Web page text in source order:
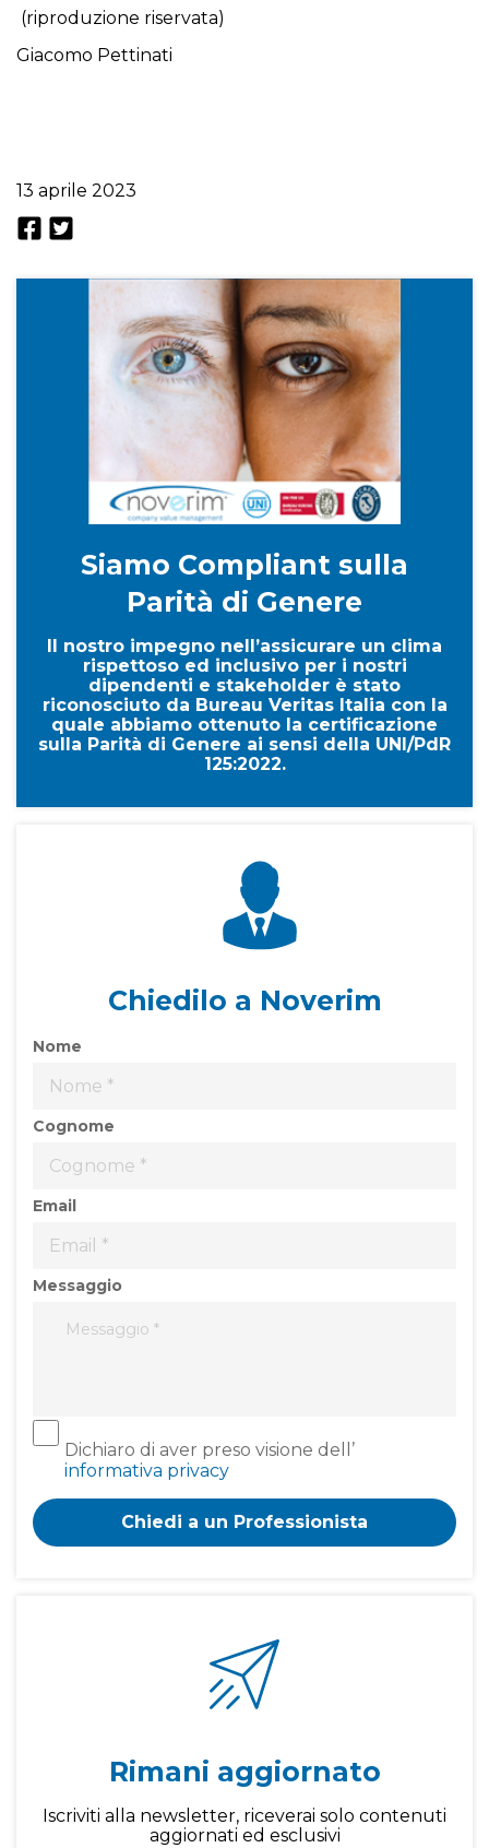
(riproduzione riservata)
Giacomo Pettinati
13 aprile 2023
Siamo Compliant sulla
Parità di Genere
Il nostro impegno nell’assicurare un clima
rispettoso ed inclusivo per i nostri
dipendenti e stakeholder è stato
riconosciuto da Bureau Veritas Italia con la
quale abbiamo ottenuto la certificazione
sulla Parità di Genere ai sensi della UNI/PdR
125:2022.
Chiedilo a Noverim
Nome
Cognome
Email
Messaggio
Dichiaro di aver preso visione dell’
informativa privacy
Chiedi a un Professionista
Rimani aggiornato
Iscriviti alla newsletter, riceverai solo contenuti
aggiornati ed esclusivi